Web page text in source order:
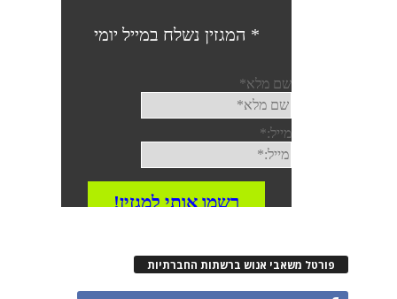
פורטל משאבי אנוש ברשתות החברתיות